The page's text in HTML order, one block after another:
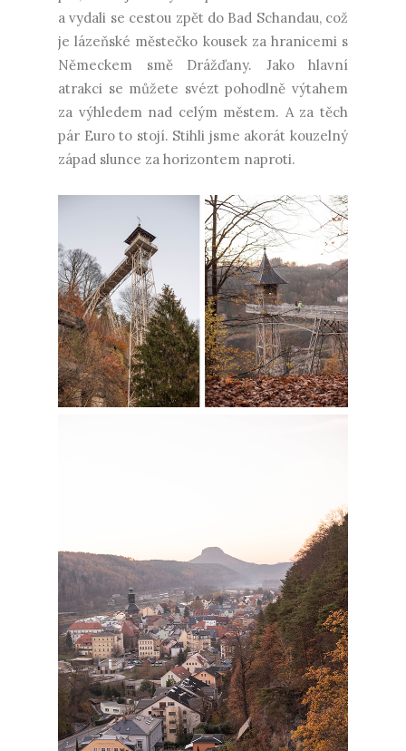
a vydali se cestou zpět do Bad Schandau, což
je lázeňské městečko kousek za hranicemi s
Německem smě Drážďany. Jako hlavní
atrakci se můžete svézt pohodlně výtahem
za výhledem nad celým městem. A za těch
pár Euro to stojí. Stihli jsme akorát kouzelný
západ slunce za horizontem naproti.